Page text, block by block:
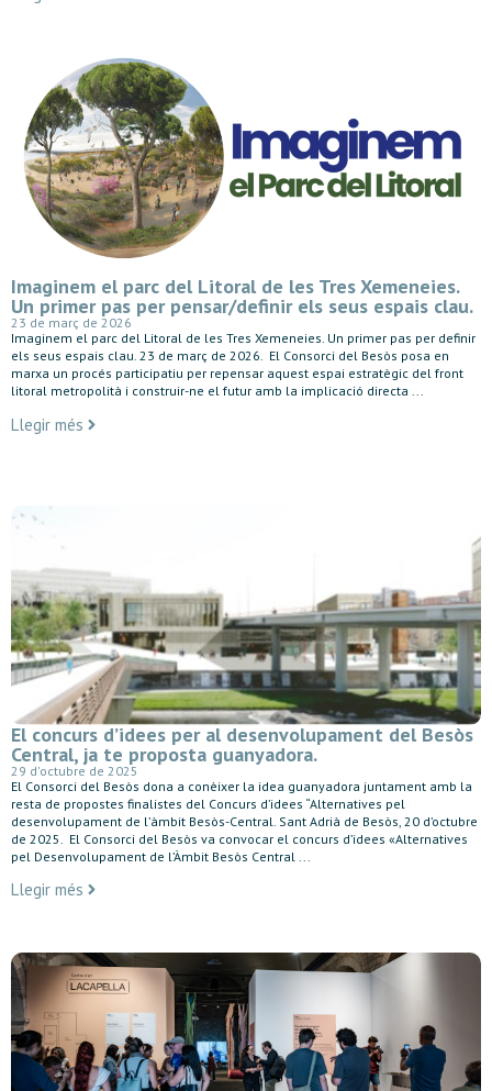
Imaginem el parc del Litoral de les Tres Xemeneies.
Un primer pas per pensar/definir els seus espais clau.
23 de març de 2026
Imaginem el parc del Litoral de les Tres Xemeneies. Un primer pas per definir
els seus espais clau. 23 de març de 2026. El Consorci del Besòs posa en
marxa un procés participatiu per repensar aquest espai estratègic del front
litoral metropolità i construir-ne el futur amb la implicació directa ...
Llegir més
El concurs d’idees per al desenvolupament del Besòs
Central, ja te proposta guanyadora.
29 d'octubre de 2025
El Consorci del Besòs dona a conèixer la idea guanyadora juntament amb la
resta de propostes finalistes del Concurs d’idees “Alternatives pel
desenvolupament de l’àmbit Besòs-Central. Sant Adrià de Besòs, 20 d’octubre
de 2025. El Consorci del Besòs va convocar el concurs d’idees «Alternatives
pel Desenvolupament de l’Àmbit Besòs Central ...
Llegir més